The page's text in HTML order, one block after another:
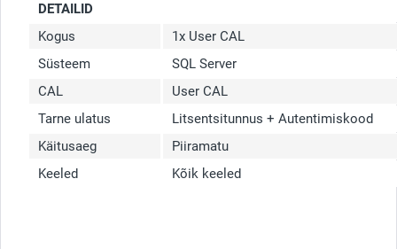
DETAILID
Kogus
1x User CAL
Süsteem
SQL Server
CAL
User CAL
Tarne ulatus
Litsentsitunnus + Autentimiskood
Käitusaeg
Piiramatu
Keeled
Kõik keeled